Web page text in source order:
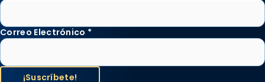
Correo Electrónico *